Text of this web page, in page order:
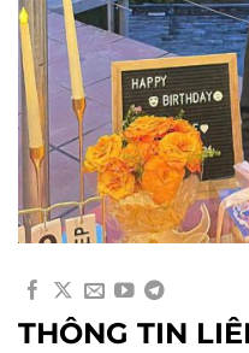
THÔNG TIN